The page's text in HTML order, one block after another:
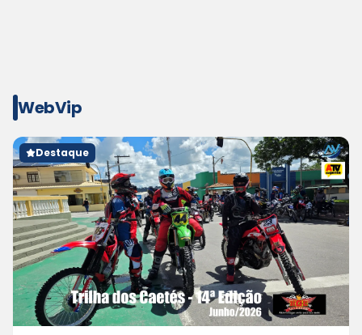
WebVip
Destaque